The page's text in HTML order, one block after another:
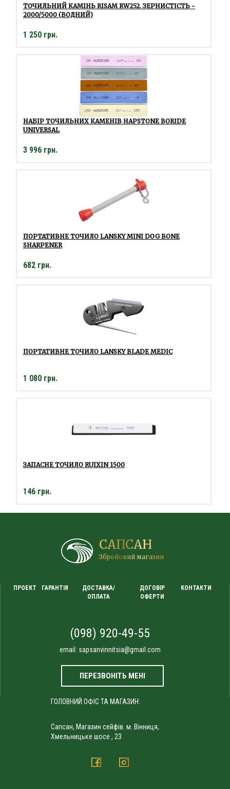
ТОЧИЛЬНИЙ КАМІНЬ RISAM RW252. ЗЕРНИСТІСТЬ -
2000/5000 (ВОДНИЙ)
1 250 грн.
НАБІР ТОЧИЛЬНИХ КАМЕНІВ HAPSTONE BORIDE
UNIVERSAL
3 996 грн.
ПОРТАТИВНЕ ТОЧИЛО LANSKY MINI DOG BONE
SHARPENER
682 грн.
ПОРТАТИВНЕ ТОЧИЛО LANSKY BLADE MEDIC
1 080 грн.
ЗАПАСНЕ ТОЧИЛО RUIXIN 1500
146 грн.
САПСАН
Збройовий магазин
ПРОЕКТ ГАРАНТІЯ
ДОСТАВКА/
ОПЛАТА
ДОГОВІР
ОФЕРТИ
КОНТАКТИ
(098) 920-49-55
email: sapsanvinnitsia@gmail.com
ПЕРЕЗВОНІТЬ МЕНІ
ГОЛОВНИЙ ОФІС ТА МАГАЗИН:
Сапсан, Магазин сейфів. м. Вінниця,
Хмельницьке шосе , 23